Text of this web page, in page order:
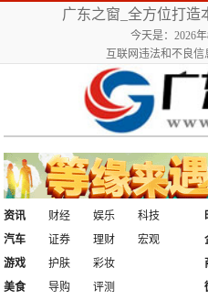
广东之窗_全方位打造
今天是：2026
互联网违法和不良信
资讯 财经 娱乐
科技
汽车
证券 理财 宏观
游戏
护肤
彩妆
美食
导购 评测